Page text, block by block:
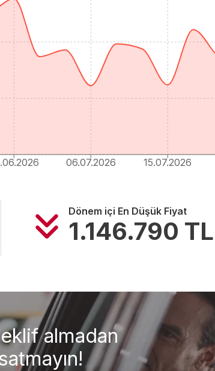
06.07.2026 15.07.2026
Dönem içi En Düşük Fiyat
1.146.790 TL
almadan